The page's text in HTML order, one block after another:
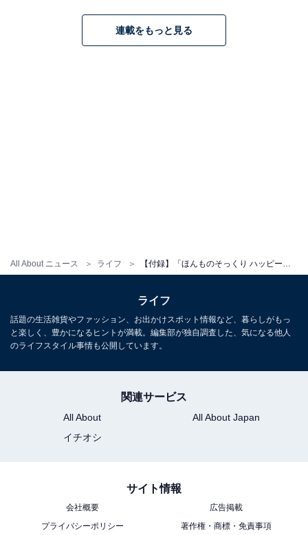
All About ニュース ライフ
楽天で雑誌を見る
※掲載されている情報は記事公開時のものです。あらか
じめご了承ください。
こちらもおすすめ
連載をもっと見る
ライフ
話題の生活雑貨やファッション、お出かけスポット情報など、暮らしがもっ
と楽しく、豊かになるヒントが満載。編集部が独自調査した、気になる他人
のライフスタイル事情も公開しています。
関連サービス
All About
All About Japan
イチオシ
サイト情報
会社概要
広告掲載
プライバシーポリシー
著作権・商標・免責事項